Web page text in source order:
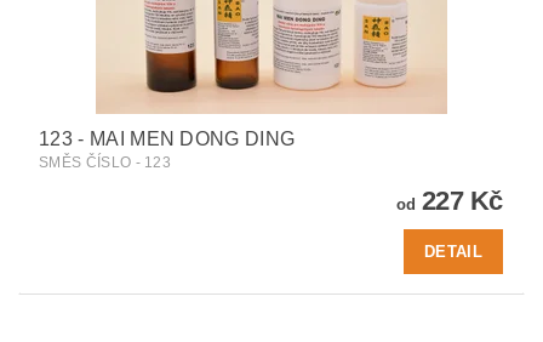
123 - MAI MEN DONG DING
SMĚS ČÍSLO - 123
od 227 Kč
DETAIL